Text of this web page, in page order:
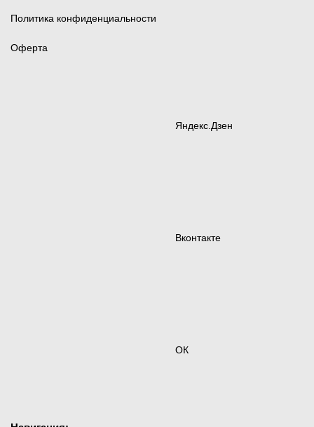
Политика конфиденциальности
Оферта
Яндекс.Дзен
Вконтакте
ОК